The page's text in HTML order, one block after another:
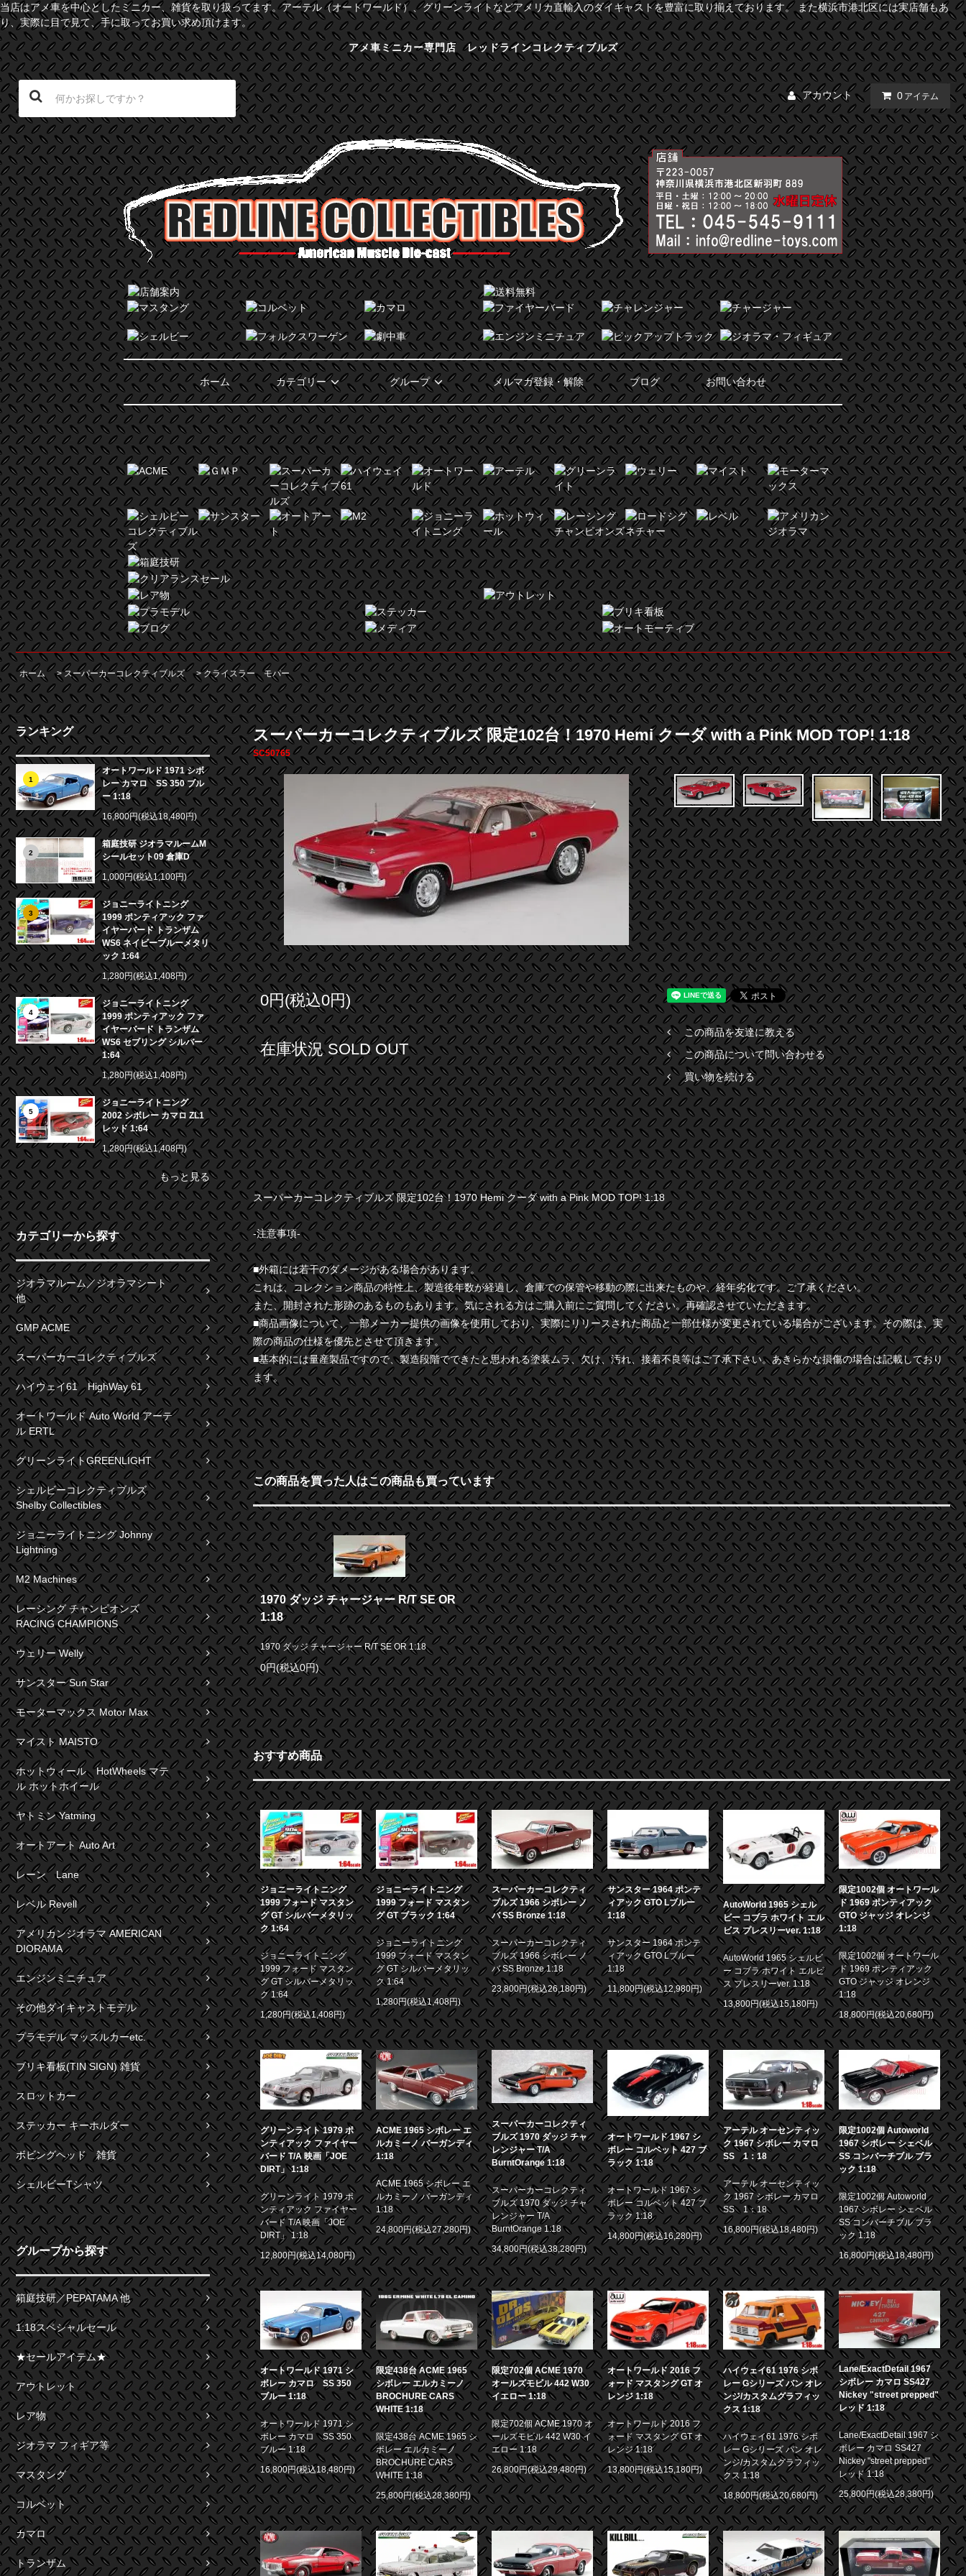
当店はアメ車を中心としたミニカー、雑貨を取り扱ってます。アーテル（オートワールド）、グリーンライトなどアメリカ直輸入のダイキャストを豊富に取り揃えております。 また横浜市港北区には実店舗もあ
り、実際に目で見て、手に取ってお買い求め頂けます。
アメ車ミニカー専門店 レッドラインコレクティブルズ
アカウント 0 アイテム
ホーム カテゴリー グループ メルマガ登録・解除 ブログ お問い合わせ
ホーム >スーパーカーコレクティブルズ >クライスラー モパー
ランキング
1
オートワールド 1971 シボ
レー カマロ SS 350 ブル
ー 1:18
16,800円(税込18,480円)
2
箱庭技研 ジオラマルームM
シールセット09 倉庫D
1,000円(税込1,100円)
3
ジョニーライトニング
1999 ポンティアック ファ
イヤーバード トランザム
WS6 ネイビーブルーメタリ
ック 1:64
1,280円(税込1,408円)
4
ジョニーライトニング
1999 ポンティアック ファ
イヤーバード トランザム
WS6 セブリング シルバー
1:64
1,280円(税込1,408円)
5
ジョニーライトニング
2002 シボレー カマロ ZL1
レッド 1:64
1,280円(税込1,408円)
もっと見る
カテゴリーから探す
ジオラマルーム／ジオラマシート
他
GMP ACME
スーパーカーコレクティブルズ
ハイウェイ61 HighWay 61
オートワールド Auto World アーテ
ル ERTL
グリーンライトGREENLIGHT
シェルビーコレクティブルズ
Shelby Collectibles
ジョニーライトニング Johnny
Lightning
M2 Machines
レーシング チャンピオンズ
RACING CHAMPIONS
ウェリー Welly
サンスター Sun Star
モーターマックス Motor Max
マイスト MAISTO
ホットウィール HotWheels マテ
ル ホットホイール
ヤトミン Yatming
オートアート Auto Art
レーン Lane
レベル Revell
アメリカンジオラマ AMERICAN
DIORAMA
エンジンミニチュア
その他ダイキャストモデル
プラモデル マッスルカーetc.
ブリキ看板(TIN SIGN) 雑貨
スロットカー
ステッカー キーホルダー
ボビングヘッド 雑貨
シェルビーTシャツ
グループから探す
箱庭技研／PEPATAMA 他
1:18スペシャルセール
★セールアイテム★
アウトレット
レア物
ジオラマ フィギア等
マスタング
コルベット
カマロ
トランザム
スーパーカーコレクティブルズ 限定102台！1970 Hemi クーダ with a Pink MOD TOP! 1:18
SC50765
0円(税込0円)
在庫状況 SOLD OUT
この商品を友達に教える
この商品について問い合わせる
買い物を続ける
スーパーカーコレクティブルズ 限定102台！1970 Hemi クーダ with a Pink MOD TOP! 1:18
-注意事項-
■外箱には若干のダメージがある場合があります。
これは、コレクション商品の特性上、製造後年数が経過し、倉庫での保管や移動の際に出来たものや、経年劣化です。ご了承ください。
また、開封された形跡のあるものもあります。気にされる方はご購入前にご質問してください。再確認させていただきます。
■商品画像について、一部メーカー提供の画像を使用しており、実際にリリースされた商品と一部仕様が変更されている場合がございます。その際は、実
際の商品の仕様を優先とさせて頂きます。
■基本的には量産製品ですので、製造段階でできたと思われる塗装ムラ、欠け、汚れ、接着不良等はご了承下さい。あきらかな損傷の場合は記載しており
ます。
この商品を買った人はこの商品も買っています
1970 ダッジ チャージャー R/T SE OR
1:18
1970 ダッジ チャージャー R/T SE OR 1:18
0円(税込0円)
おすすめ商品
ジョニーライトニング
1999 フォード マスタン
グ GT シルバーメタリッ
ク 1:64
ジョニーライトニング
1999 フォード マスタン
グ GT シルバーメタリッ
ク 1:64
1,280円(税込1,408円)
ジョニーライトニング
1999 フォード マスタン
グ GT ブラック 1:64
ジョニーライトニング
1999 フォード マスタン
グ GT シルバーメタリッ
ク 1:64
1,280円(税込1,408円)
スーパーカーコレクティ
ブルズ 1966 シボレー ノ
バ SS Bronze 1:18
スーパーカーコレクティ
ブルズ 1966 シボレー ノ
バ SS Bronze 1:18
23,800円(税込26,180円)
サンスター 1964 ポンテ
ィアック GTO Lブルー
1:18
サンスター 1964 ポンテ
ィアック GTO Lブルー
1:18
11,800円(税込12,980円)
AutoWorld 1965 シェル
ビー コブラ ホワイト エル
ビス プレスリーver. 1:18
AutoWorld 1965 シェルビ
ー コブラ ホワイト エルビ
ス プレスリーver. 1:18
13,800円(税込15,180円)
限定1002個 オートワール
ド 1969 ポンティアック
GTO ジャッジ オレンジ
1:18
限定1002個 オートワール
ド 1969 ポンティアック
GTO ジャッジ オレンジ
1:18
18,800円(税込20,680円)
グリーンライト 1979 ポ
ンティアック ファイヤー
バード T/A 映画「JOE
DIRT」 1:18
グリーンライト 1979 ポ
ンティアック ファイヤー
バード T/A 映画「JOE
DIRT」 1:18
12,800円(税込14,080円)
ACME 1965 シボレー エ
ルカミーノ バーガンディ
1:18
ACME 1965 シボレー エ
ルカミーノ バーガンディ
1:18
24,800円(税込27,280円)
スーパーカーコレクティ
ブルズ 1970 ダッジ チャ
レンジャー T/A
BurntOrange 1:18
スーパーカーコレクティ
ブルズ 1970 ダッジ チャ
レンジャー T/A
BurntOrange 1:18
34,800円(税込38,280円)
オートワールド 1967 シ
ボレー コルベット 427 ブ
ラック 1:18
オートワールド 1967 シ
ボレー コルベット 427 ブ
ラック 1:18
14,800円(税込16,280円)
アーテル オーセンティッ
ク 1967 シボレー カマロ
SS 1：18
アーテル オーセンティッ
ク 1967 シボレー カマロ
SS 1：18
16,800円(税込18,480円)
限定1002個 Autoworld
1967 シボレー シェベル
SS コンバーチブル ブラ
ック 1:18
限定1002個 Autoworld
1967 シボレー シェベル
SS コンバーチブル ブラ
ック 1:18
16,800円(税込18,480円)
オートワールド 1971 シ
ボレー カマロ SS 350
ブルー 1:18
オートワールド 1971 シ
ボレー カマロ SS 350
ブルー 1:18
16,800円(税込18,480円)
限定438台 ACME 1965
シボレー エルカミーノ
BROCHURE CARS
WHITE 1:18
限定438台 ACME 1965 シ
ボレー エルカミーノ
BROCHURE CARS
WHITE 1:18
25,800円(税込28,380円)
限定702個 ACME 1970
オールズモビル 442 W30
イエロー 1:18
限定702個 ACME 1970 オ
ールズモビル 442 W30 イ
エロー 1:18
26,800円(税込29,480円)
オートワールド 2016 フ
ォード マスタング GT オ
レンジ 1:18
オートワールド 2016 フ
ォード マスタング GT オ
レンジ 1:18
13,800円(税込15,180円)
ハイウェイ61 1976 シボ
レー Gシリーズ バン オレ
ンジ/カスタムグラフィッ
クス 1:18
ハイウェイ61 1976 シボ
レー Gシリーズ バン オレ
ンジ/カスタムグラフィッ
クス 1:18
18,800円(税込20,680円)
Lane/ExactDetail 1967
シボレー カマロ SS427
Nickey "street prepped"
レッド 1:18
Lane/ExactDetail 1967 シ
ボレー カマロ SS427
Nickey "street prepped"
レッド 1:18
25,800円(税込28,380円)